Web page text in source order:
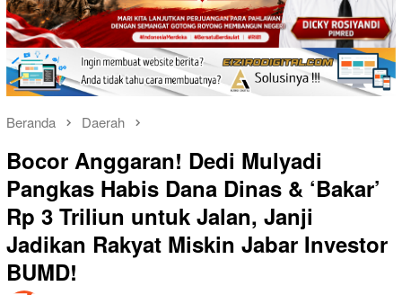
Beranda Daerah
Bocor Anggaran! Dedi Mulyadi
Pangkas Habis Dana Dinas & ‘Bakar’
Rp 3 Triliun untuk Jalan, Janji
Jadikan Rakyat Miskin Jabar Investor
BUMD!